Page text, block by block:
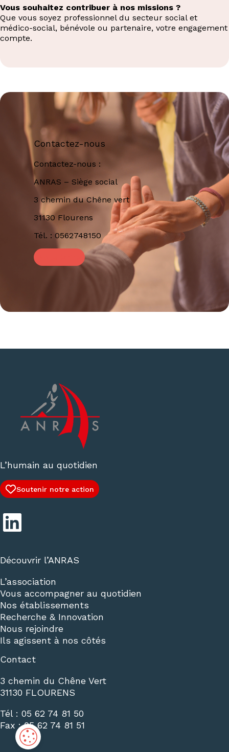
Vous souhaitez contribuer à nos missions ?
Que vous soyez professionnel du secteur social et
médico-social, bénévole ou partenaire, votre engagement
compte.
Contactez-nous
Contactez-nous :
ANRAS – Siège social
3 chemin du Chêne vert
31130 Flourens
Tél. : 0562748150
L’humain au quotidien
Soutenir notre action
LinkedIn
Découvrir l’ANRAS
L’association
Vous accompagner au quotidien
Nos établissements
Recherche & Innovation
Nous rejoindre
Ils agissent à nos côtés
Contact
3 chemin du Chêne Vert
31130 FLOURENS
Tél : 05 62 74 81 50
Fax :05 62 74 81 51